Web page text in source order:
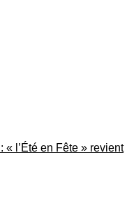
« l’Été en Fête » revient